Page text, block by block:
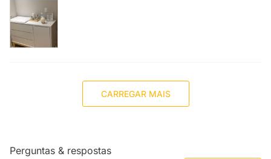
CARREGAR MAIS
Perguntas & respostas